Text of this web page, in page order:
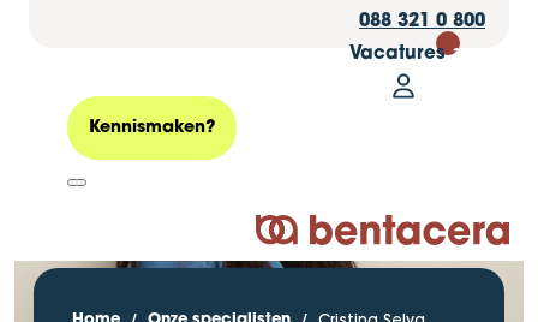
088 321 0 800
Vacatures 30
Mijn
Logo Bentacera
Kennismaken?